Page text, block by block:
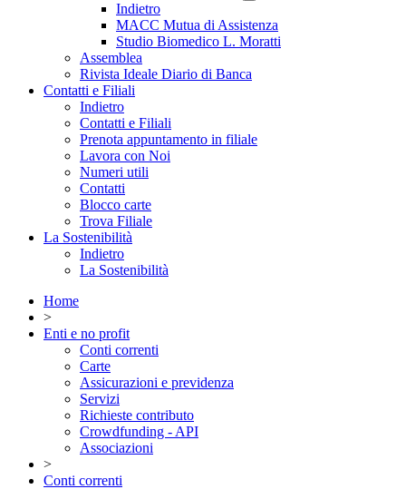
Indietro
MACC Mutua di Assistenza
Studio Biomedico L. Moratti
Assemblea
Rivista Ideale Diario di Banca
Contatti e Filiali
Indietro
Contatti e Filiali
Prenota appuntamento in filiale
Lavora con Noi
Numeri utili
Contatti
Blocco carte
Trova Filiale
La Sostenibilità
Indietro
La Sostenibilità
Home
>
Enti e no profit
Conti correnti
Carte
Assicurazioni e previdenza
Servizi
Richieste contributo
Crowdfunding - API
Associazioni
>
Conti correnti